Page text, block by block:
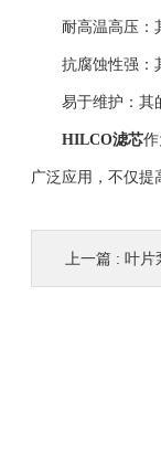
耐高温高压：其
抗腐蚀性强：其
易于维护：其的
HILCO滤芯
广泛应用，不仅提
上一篇 : 叶片